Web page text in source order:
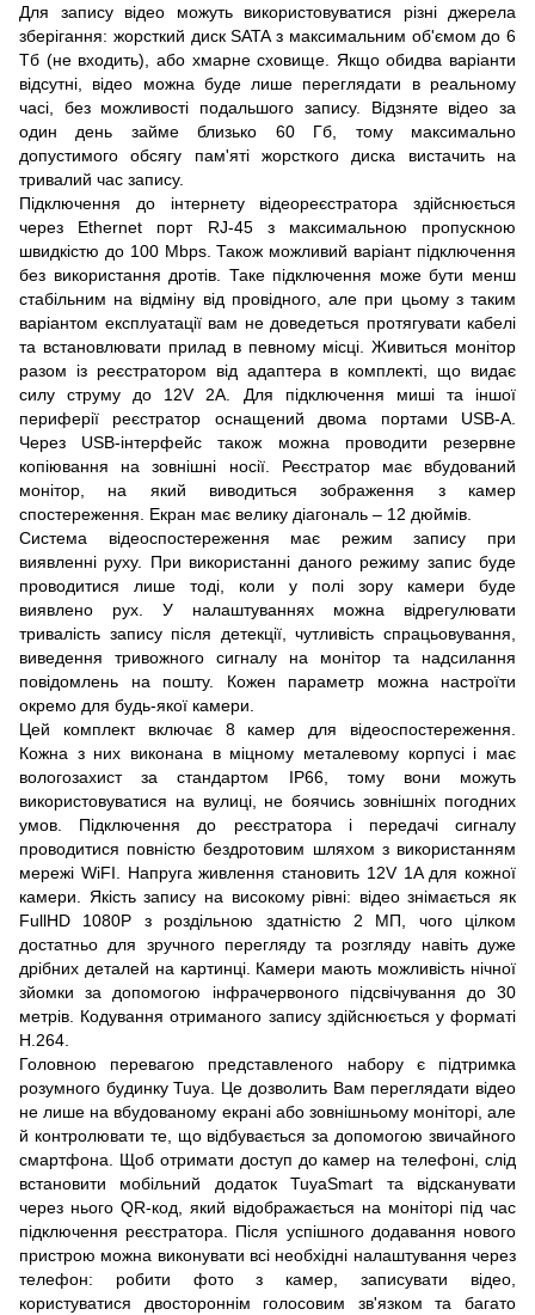
Для запису відео можуть використовуватися різні джерела
зберігання: жорсткий диск SATA з максимальним об'ємом до 6
Тб (не входить), або хмарне сховище. Якщо обидва варіанти
відсутні, відео можна буде лише переглядати в реальному
часі, без можливості подальшого запису. Відзняте відео за
один день займе близько 60 Гб, тому максимально
допустимого обсягу пам'яті жорсткого диска вистачить на
тривалий час запису.
Підключення до інтернету відеореєстратора здійснюється
через Ethernet порт RJ-45 з максимальною пропускною
швидкістю до 100 Mbps. Також можливий варіант підключення
без використання дротів. Таке підключення може бути менш
стабільним на відміну від провідного, але при цьому з таким
варіантом експлуатації вам не доведеться протягувати кабелі
та встановлювати прилад в певному місці. Живиться монітор
разом із реєстратором від адаптера в комплекті, що видає
силу струму до 12V 2A. Для підключення миші та іншої
периферії реєстратор оснащений двома портами USB-A.
Через USB-інтерфейс також можна проводити резервне
копіювання на зовнішні носії. Реєстратор має вбудований
монітор, на який виводиться зображення з камер
спостереження. Екран має велику діагональ – 12 дюймів.
Система відеоспостереження має режим запису при
виявленні руху. При використанні даного режиму запис буде
проводитися лише тоді, коли у полі зору камери буде
виявлено рух. У налаштуваннях можна відрегулювати
тривалість запису після детекції, чутливість спрацьовування,
виведення тривожного сигналу на монітор та надсилання
повідомлень на пошту. Кожен параметр можна настроїти
окремо для будь-якої камери.
Цей комплект включає 8 камер для відеоспостереження.
Кожна з них виконана в міцному металевому корпусі і має
вологозахист за стандартом IP66, тому вони можуть
використовуватися на вулиці, не боячись зовнішніх погодних
умов. Підключення до реєстратора і передачі сигналу
проводитися повністю бездротовим шляхом з використанням
мережі WiFI. Напруга живлення становить 12V 1A для кожної
камери. Якість запису на високому рівні: відео знімається як
FullHD 1080P з роздільною здатністю 2 МП, чого цілком
достатньо для зручного перегляду та розгляду навіть дуже
дрібних деталей на картинці. Камери мають можливість нічної
зйомки за допомогою інфрачервоного підсвічування до 30
метрів. Кодування отриманого запису здійснюється у форматі
H.264.
Головною перевагою представленого набору є підтримка
розумного будинку Tuya. Це дозволить Вам переглядати відео
не лише на вбудованому екрані або зовнішньому моніторі, але
й контролювати те, що відбувається за допомогою звичайного
смартфона. Щоб отримати доступ до камер на телефоні, слід
встановити мобільний додаток TuyaSmart та відсканувати
через нього QR-код, який відображається на моніторі під час
підключення реєстратора. Після успішного додавання нового
пристрою можна виконувати всі необхідні налаштування через
телефон: робити фото з камер, записувати відео,
користуватися двостороннім голосовим зв'язком та багато